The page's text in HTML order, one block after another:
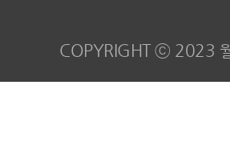
COPYRIGHT ⓒ 2023